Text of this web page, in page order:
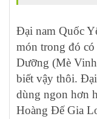
Đại nam Quốc
món trong đó
Dưỡng (Mè
biết vậy thôi.
dùng ngon hơn
Hoàng Đế Gia